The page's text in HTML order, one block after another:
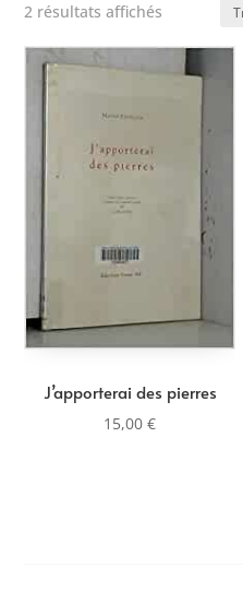
2 résultats affichés
plus
récent
ancien
J’apporterai des pierres
15,00€